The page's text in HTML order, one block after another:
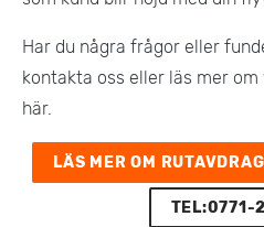
Har du några frågor eller
kontakta oss eller läs mer om
här.
LÄS MER OM RUTAVDRAG
TEL:0771-